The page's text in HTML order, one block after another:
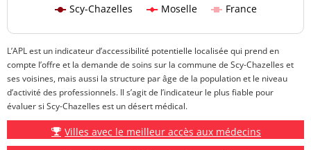
Scy-Chazelles Moselle France
L’APL est un indicateur d’accessibilité potentielle localisée qui prend en
compte l’offre et la demande de soins sur la commune de Scy-Chazelles et
ses voisines, mais aussi la structure par âge de la population et le niveau
d’activité des professionnels. Il s’agit de l’indicateur le plus fiable pour
évaluer si Scy-Chazelles est un désert médical.
Villes avec le meilleur accès aux médecins